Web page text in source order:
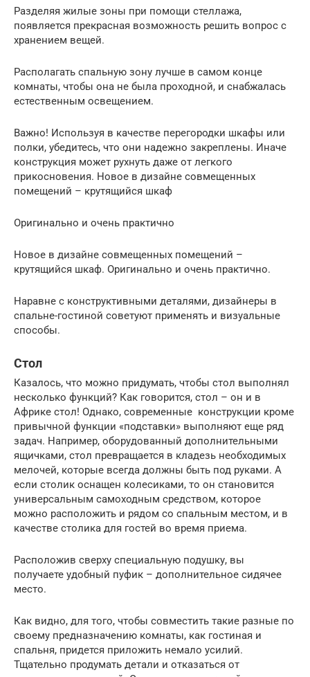
Разделяя жилые зоны при помощи стеллажа,
появляется прекрасная возможность решить вопрос с
хранением вещей.
Располагать спальную зону лучше в самом конце
комнаты, чтобы она не была проходной, и снабжалась
естественным освещением.
Важно! Используя в качестве перегородки шкафы или
полки, убедитесь, что они надежно закреплены. Иначе
конструкция может рухнуть даже от легкого
прикосновения. Новое в дизайне совмещенных
помещений – крутящийся шкаф
Оригинально и очень практично
Новое в дизайне совмещенных помещений –
крутящийся шкаф. Оригинально и очень практично.
Наравне с конструктивными деталями, дизайнеры в
спальне-гостиной советуют применять и визуальные
способы.
Стол
Казалось, что можно придумать, чтобы стол выполнял
несколько функций? Как говорится, стол – он и в
Африке стол! Однако, современные конструкции кроме
привычной функции «подставки» выполняют еще ряд
задач. Например, оборудованный дополнительными
ящичками, стол превращается в кладезь необходимых
мелочей, которые всегда должны быть под руками. А
если столик оснащен колесиками, то он становится
универсальным самоходным средством, которое
можно расположить и рядом со спальным местом, и в
качестве столика для гостей во время приема.
Расположив сверху специальную подушку, вы
получаете удобный пуфик – дополнительное сидячее
место.
Как видно, для того, чтобы совместить такие разные по
своему предназначению комнаты, как гостиная и
спальня, придется приложить немало усилий.
Тщательно продумать детали и отказаться от